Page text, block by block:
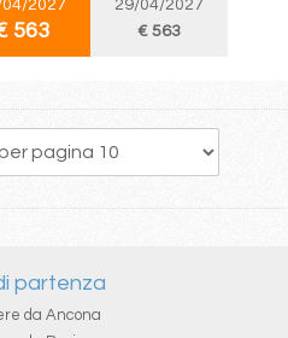
2027
563
29/04/2027
€ 563
53 54
partenza
da Ancona